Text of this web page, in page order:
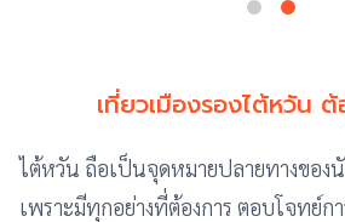
เที่ยวเมืองรองไต้หวัน
ไต้หวัน ถือเป็นจุดหมายปลายทางของ
เพราะมีทุกอย่างที่ต้องการ ตอบโจทย์ก